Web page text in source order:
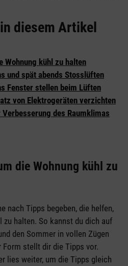
diesem Artikel
Wohnung kühl zu halten
und spät abends Stosslüften
Fenster stellen beim Lüften
von Elektrogeräten verzichten
des Raumklimas
die Wohnung kühl zu
nach Tipps begeben, die helfen,
zu halten. So kannst du dich auf
den Sommer in vollen Zügen
Form stellt dir die Tipps vor.
lies weiter, um die Tipps gleich